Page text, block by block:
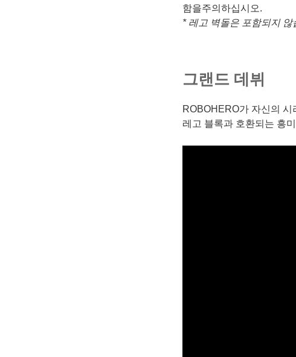
함을주의하십시오.
* 레고 벽돌은 포함되지 않
그랜드 데뷔
ROBOHERO가 자신의
레고 블록과 호환되는 흥